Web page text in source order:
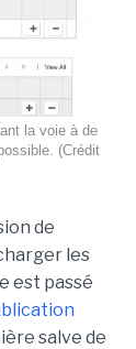
la voie à de
(Crédit
de
les
est passé
salve de